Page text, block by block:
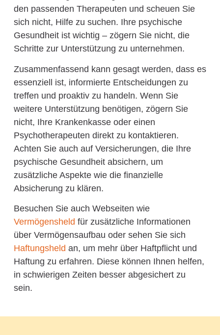
den passenden Therapeuten und scheuen Sie
sich nicht, Hilfe zu suchen. Ihre psychische
Gesundheit ist wichtig – zögern Sie nicht, die
Schritte zur Unterstützung zu unternehmen.
Zusammenfassend kann gesagt werden, dass es
essenziell ist, informierte Entscheidungen zu
treffen und proaktiv zu handeln. Wenn Sie
weitere Unterstützung benötigen, zögern Sie
nicht, Ihre Krankenkasse oder einen
Psychotherapeuten direkt zu kontaktieren.
Achten Sie auch auf Versicherungen, die Ihre
psychische Gesundheit absichern, um
zusätzliche Aspekte wie die finanzielle
Absicherung zu klären.
Besuchen Sie auch Webseiten wie
Vermögensheld für zusätzliche Informationen
über Vermögensaufbau oder sehen Sie sich
Haftungsheld an, um mehr über Haftpflicht und
Haftung zu erfahren. Diese können Ihnen helfen,
in schwierigen Zeiten besser abgesichert zu
sein.